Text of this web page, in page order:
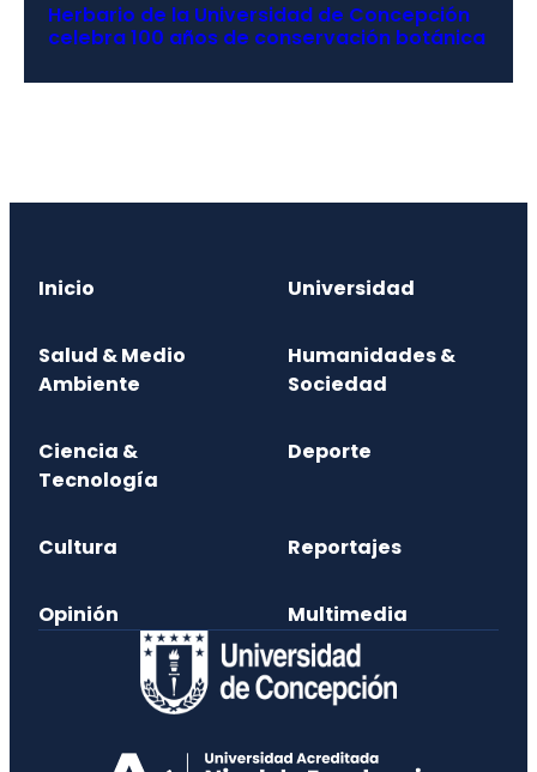
Herbario de la Universidad de Concepción
celebra 100 años de conservación botánica
Inicio Universidad
Salud & Medio
Ambiente
Humanidades &
Sociedad
Ciencia &
Tecnología
Deporte
Cultura Reportajes
Opinión Multimedia